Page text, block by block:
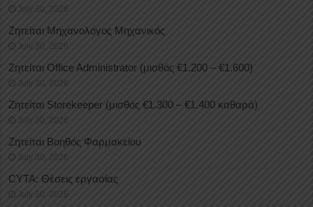
July 30, 2026
Ζητείται Μηχανολόγος Μηχανικός
July 30, 2026
Ζητείται Office Administrator (μισθός €1.200 – €1.600)
July 30, 2026
Ζητείται Storekeeper (μισθός €1.300 – €1.400 καθαρά)
July 30, 2026
Ζητείται Βοηθός Φαρμακείου
July 30, 2026
CYTA: Θέσεις εργασίας
July 30, 2026